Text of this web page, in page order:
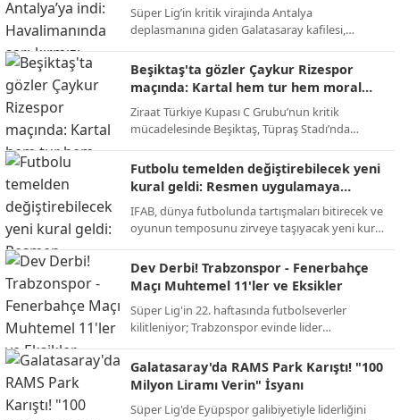
Süper Lig’in kritik virajında Antalya
deplasmanına giden Galatasaray kafilesi,
karşılandı; sarı-kırmızılı taraftarlar şampiyonluk
yolunda takıma tam destek verdi.
Beşiktaş'ta gözler Çaykur Rizespor
maçında: Kartal hem tur hem moral
peşinde!
Ziraat Türkiye Kupası C Grubu’nun kritik
mücadelesinde Beşiktaş, Tüpraş Stadı’nda
dönümüne özel kampanya maça damga
vuracak.
Futbolu temelden değiştirebilecek yeni
kural geldi: Resmen uygulamaya
geçiyor!
IFAB, dünya futbolunda tartışmaları bitirecek ve
oyunun temposunu zirveye taşıyacak yeni kural
yeni dönem başlıyor.
Dev Derbi! Trabzonspor - Fenerbahçe
Maçı Muhtemel 11'ler ve Eksikler
Süper Lig'in 22. haftasında futbolseverler
kilitleniyor; Trabzonspor evinde lider
yeniden şekillendirmek istiyor.
Galatasaray'da RAMS Park Karıştı! "100
Milyon Liramı Verin" İsyanı
Süper Lig'de Eyüpspor galibiyetiyle liderliğini